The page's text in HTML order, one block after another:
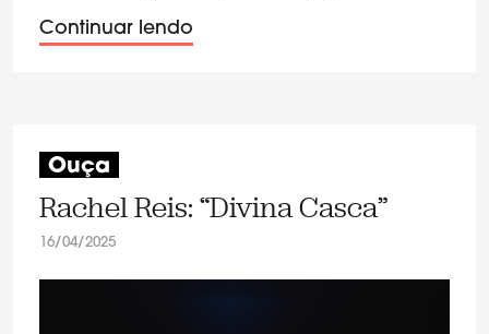
Continuar lendo
Ouça
Rachel Reis: “Divina Casca”
16/04/2025